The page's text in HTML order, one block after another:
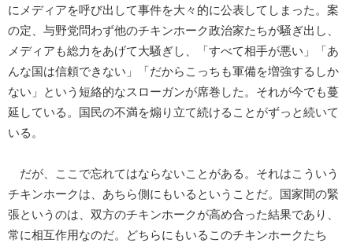
にメディアを呼び出して事件を大々的に公表してしまった。案
の定、与野党問わず他のチキンホーク政治家たちが騒ぎ出し、
メディアも総力をあげて大騒ぎし、「すべて相手が悪い」「あ
んな国は信頼できない」「だからこっちも軍備を増強するしか
ない」という短絡的なスローガンが席巻した。それが今でも蔓
延している。国民の不満を煽り立て続けることがずっと続いて
いる。
だが、ここで忘れてはならないことがある。それはこういう
チキンホークは、あちら側にもいるということだ。国家間の緊
張というのは、双方のチキンホークが高め合った結果であり、
常に相互作用なのだ。どちらにもいるこのチキンホークたち